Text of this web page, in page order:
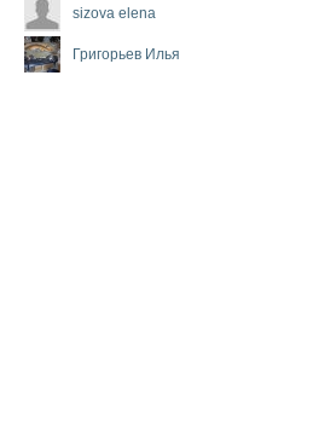
sizova elena
Григорьев Илья